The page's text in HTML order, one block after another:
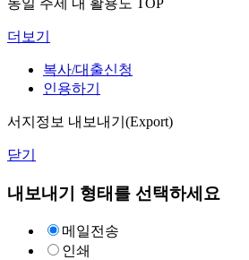
동일 주제 내 활용도 TOP
더보기
복사/대출신청
인용하기
서지정보 내보내기(Export)
닫기
내보내기 형태를 선택하세요
메일전송
인쇄